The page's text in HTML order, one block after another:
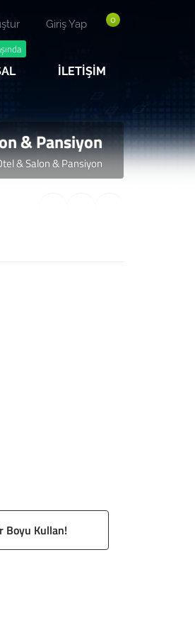
0
Giriş Yap
İLETİŞİM
& Pansiyon
& Salon & Pansiyon
Boyu Kullan!